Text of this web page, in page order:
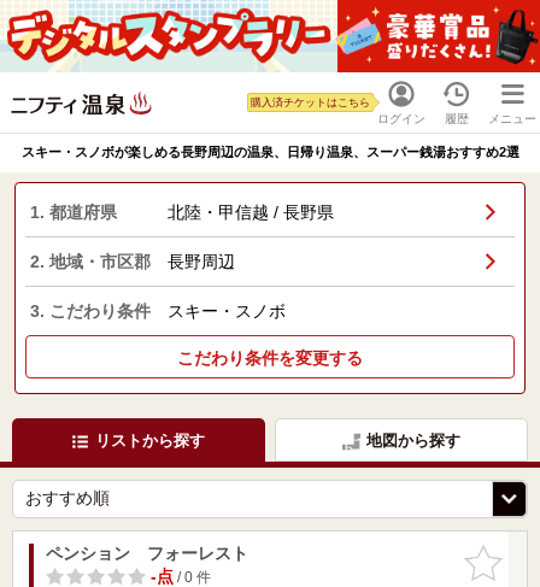
ログイン
購入済チケットはこちら
履歴 メニュー
スキー・スノボが楽しめる長野周辺の温泉、日帰り温泉、スーパー銭湯おすすめ2選
1. 都道府県 北陸・甲信越 / 長野県
2. 地域・市区郡 長野周辺
3. こだわり条件 スキー・スノボ
こだわり条件を変更する
リストから探す 地図から探す
お気に入
りに追加
ペンション フォーレスト
-点/ 0 件